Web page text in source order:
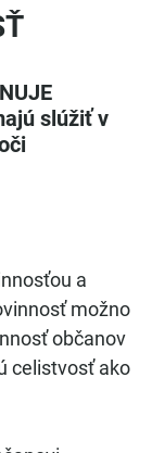
slúžiť v
a
možno
občanov
celistvosť ako